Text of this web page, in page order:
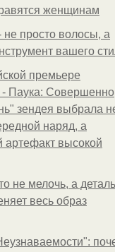
женщинам
не просто волосы, а
вашего
премьере
- Паука: Совершенно
зендея выбрала
наряд, а
артефакт высокой
не мелочь, а
весь образ